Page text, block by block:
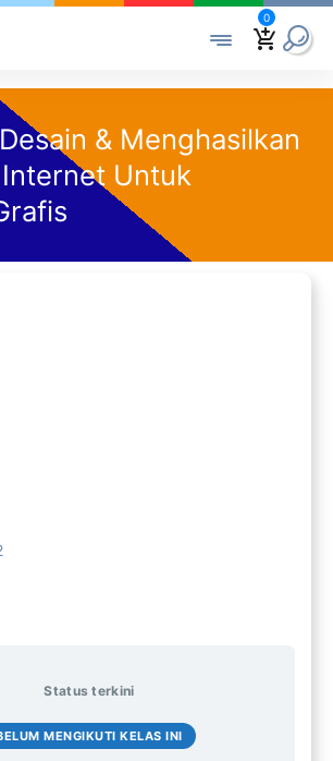
0
& Menghasilkan
Untuk
Status terkini
MENGIKUTI KELAS INI